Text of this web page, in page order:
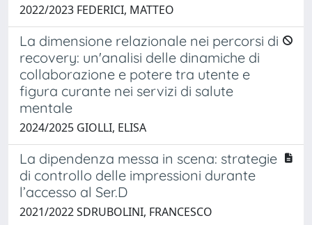
2022/2023 FEDERICI, MATTEO
La dimensione relazionale nei percorsi di
recovery: un'analisi delle dinamiche di
collaborazione e potere tra utente e
figura curante nei servizi di salute
mentale
2024/2025 GIOLLI, ELISA
La dipendenza messa in scena: strategie
di controllo delle impressioni durante
l’accesso al Ser.D
2021/2022 SDRUBOLINI, FRANCESCO